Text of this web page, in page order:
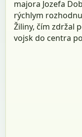
majora Jozefa
rýchlym
Žiliny, čím zdržal
vojsk do centra